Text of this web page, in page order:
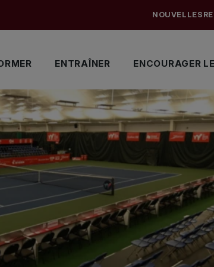
ENTRAÎNER ENCOURAGER
NOUVELLES